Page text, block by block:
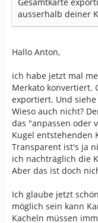
ausserhalb deiner
Hallo Anton,
ich habe jetzt mal
Merkato konvertiert.
exportiert. Und
Wieso auch nicht?
das "anpassen oder
Kugel entstehenden
Transparent ist's ja
ich nachträglich die
Aber das ist doch
Ich glaube jetzt
möglich sein kann
Kacheln müssen